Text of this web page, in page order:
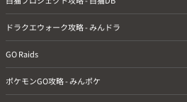
ドラクエウォーク攻略 - みんドラ
GO Raids
ポケモンGO攻略 - みんポケ